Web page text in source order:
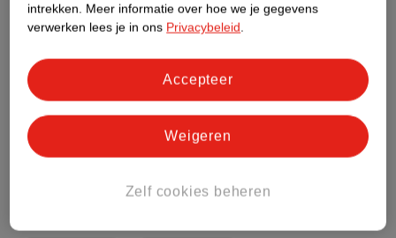
Nature Impact Score
Impact Score.
Meer informatie
Bestel & Bezorginformatie
intrekken. Meer informatie over hoe we je gegevens
verwerken lees je in ons Privacybeleid.
Zelf cookies beheren
Weigeren
Accepteer